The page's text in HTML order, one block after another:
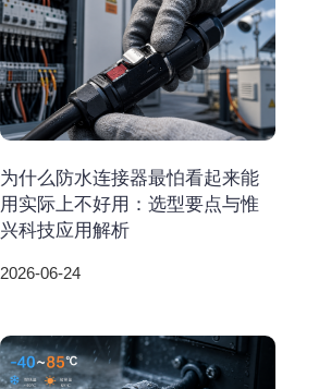
为什么防水连接器最怕看起来能
用实际上不好用：选型要点与惟
兴科技应用解析
2026-06-24